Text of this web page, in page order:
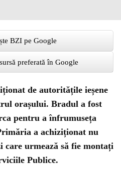
BZI pe Google
preferată în Google
de autoritățile ieșene
orașului. Bradul a fost
pentru a înfrumuseța
a achiziționat nu
care urmează să fie montați
Publice.